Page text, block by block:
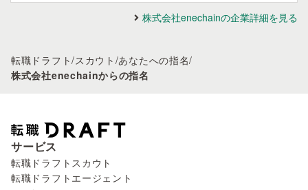
株式会社enechainの企業詳細を見る
転職ドラフト/スカウト /あなたへの指名/
株式会社enechainからの指名
サービス
転職ドラフトスカウト
転職ドラフトエージェント